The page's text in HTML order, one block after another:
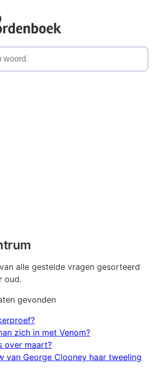
alle gestelde vragen gesorteerd
oud.
gevonden
zich in met Venom?
over maart?
van George Clooney haar tweeling